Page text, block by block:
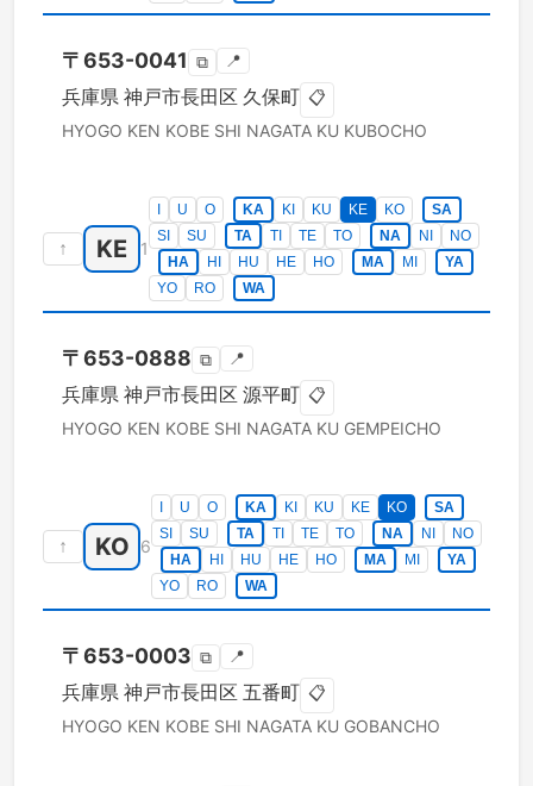
〒653-0041 ⧉ 📍
兵庫県 神戸市長田区 久保町 📋
HYOGO KEN KOBE SHI NAGATA KU KUBOCHO
↑ KE 1
U O KA KI KU KE KO
SA
SI
SU TA TI TE TO NA NI
NO
HA
HI HU HE HO MA MI
YA
YO
RO WA
〒653-0888 ⧉ 📍
兵庫県 神戸市長田区 源平町 📋
HYOGO KEN KOBE SHI NAGATA KU GEMPEICHO
↑ KO 6
U O KA KI KU KE KO
SA
SI
SU TA TI TE TO NA NI
NO
HA
HI HU HE HO MA MI
YA
YO
RO WA
〒653-0003 ⧉ 📍
兵庫県 神戸市長田区 五番町 📋
HYOGO KEN KOBE SHI NAGATA KU GOBANCHO